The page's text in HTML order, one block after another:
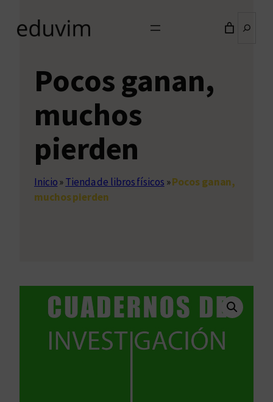
Pocos ganan,
muchos
pierden
Inicio»Tienda de libros físicos »Pocos ganan,
muchos pierden